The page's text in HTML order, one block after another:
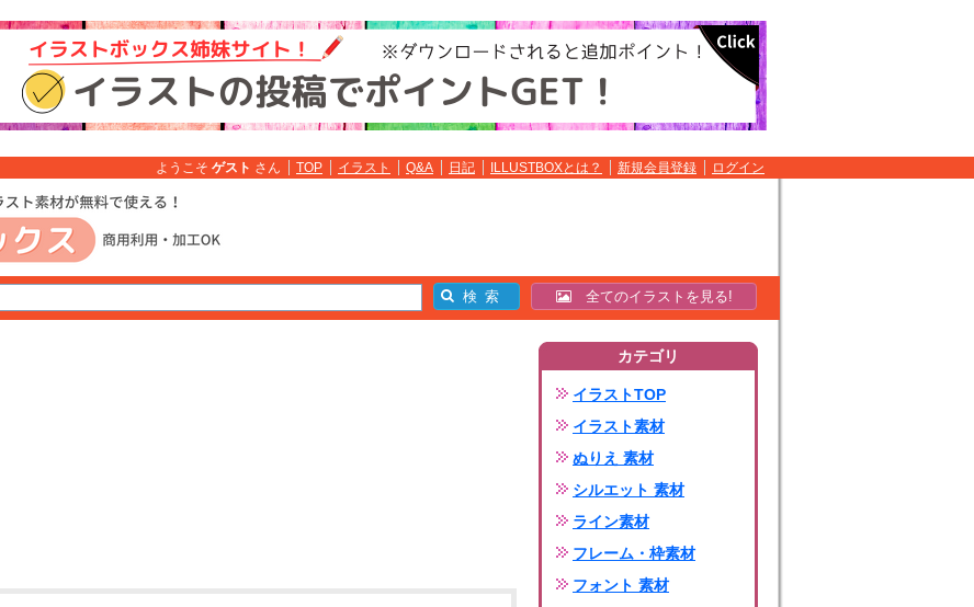
ようこそ ゲスト さん TOP イラスト Q&A 日記 ILLUSTBOXとは？ 新規会員登録 ログイン
全てのイラストを見る!
カテゴリ
イラストTOP
イラスト素材
ぬりえ 素材
シルエット 素材
ライン素材
フレーム・枠素材
フォント 素材